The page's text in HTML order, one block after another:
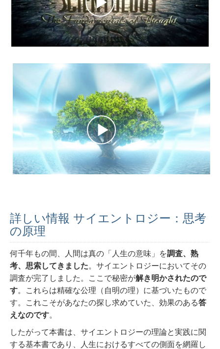
詳しい情報 サイエントロジー：思考
の原理
何千年もの間、人間は真の「人生の意味」を調査、熟
考、思索してきました。 サイエントロジーにおいてその
調査が完了しました。ここで秘密が解き明かされたので
す。これらは精確な公理（自明の理）に基づいたもので
す。これこそがあなたの探し求めていた、効果のある答
えなのです。
したがって本書は、サイエントロジーの理論と実践に関
する基本書であり、人生におけるすべての側面を網羅し